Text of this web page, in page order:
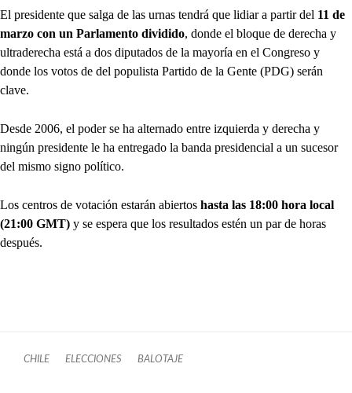
El presidente que salga de las urnas tendrá que lidiar a partir del 11 de
marzo con un Parlamento dividido, donde el bloque de derecha y
ultraderecha está a dos diputados de la mayoría en el Congreso y
donde los votos de del populista Partido de la Gente (PDG) serán
clave.
Desde 2006, el poder se ha alternado entre izquierda y derecha y
ningún presidente le ha entregado la banda presidencial a un sucesor
del mismo signo político.
Los centros de votación estarán abiertos hasta las 18:00 hora local
(21:00 GMT) y se espera que los resultados estén un par de horas
después.
CHILE ELECCIONES BALOTAJE